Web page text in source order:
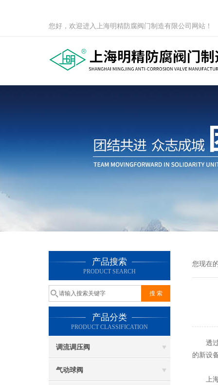
您好，欢迎进入上海明精防腐阀门制造有限公司网站！
产品搜索
PRODUCT SEARCH
产品分类
PRODUCT CLASSIFICATION
调流调压阀
气动球阀
您现在
透过
的新设
上海